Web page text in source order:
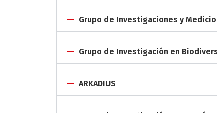
Grupo de Investigaciones y
Grupo de Investigación en
ARKADIUS